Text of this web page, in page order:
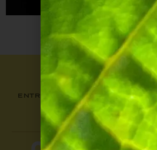
94 points attribués par